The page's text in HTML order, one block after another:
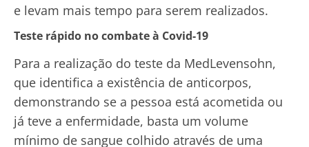
e levam mais tempo para serem realizados.
Teste rápido no combate à Covid-19
Para a realização do teste da MedLevensohn,
que identifica a existência de anticorpos,
demonstrando se a pessoa está acometida ou
já teve a enfermidade, basta um volume
mínimo de sangue colhido através de uma